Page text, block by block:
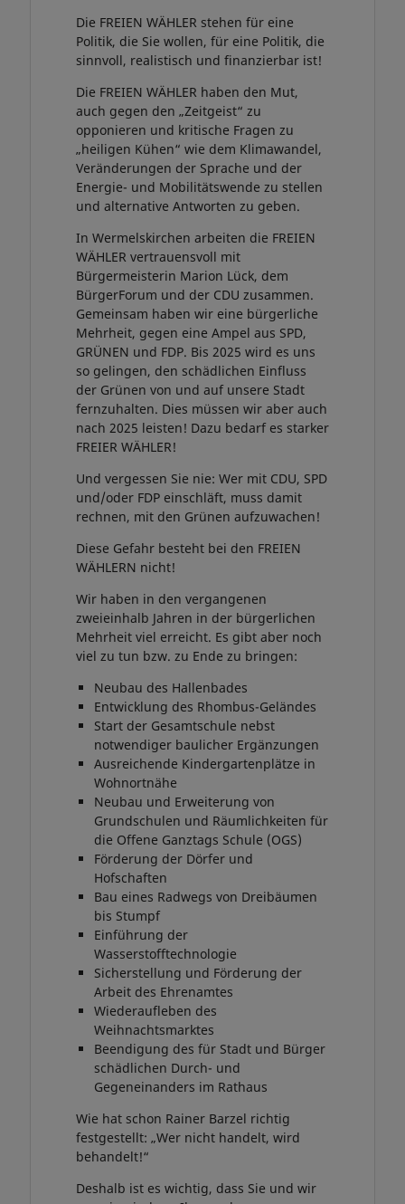
Die FREIEN WÄHLER stehen für eine
Politik, die Sie wollen, für eine Politik, die
sinnvoll, realistisch und finanzierbar ist!
Die FREIEN WÄHLER haben den Mut,
auch gegen den „Zeitgeist“ zu
opponieren und kritische Fragen zu
„heiligen Kühen“ wie dem Klimawandel,
Veränderungen der Sprache und der
Energie- und Mobilitätswende zu stellen
und alternative Antworten zu geben.
In Wermelskirchen arbeiten die FREIEN
WÄHLER vertrauensvoll mit
Bürgermeisterin Marion Lück, dem
BürgerForum und der CDU zusammen.
Gemeinsam haben wir eine bürgerliche
Mehrheit, gegen eine Ampel aus SPD,
GRÜNEN und FDP. Bis 2025 wird es uns
so gelingen, den schädlichen Einfluss
der Grünen von und auf unsere Stadt
fernzuhalten. Dies müssen wir aber auch
nach 2025 leisten! Dazu bedarf es starker
FREIER WÄHLER!
Und vergessen Sie nie: Wer mit CDU, SPD
und/oder FDP einschläft, muss damit
rechnen, mit den Grünen aufzuwachen!
Diese Gefahr besteht bei den FREIEN
WÄHLERN nicht!
Wir haben in den vergangenen
zweieinhalb Jahren in der bürgerlichen
Mehrheit viel erreicht. Es gibt aber noch
viel zu tun bzw. zu Ende zu bringen:
Neubau des Hallenbades
Entwicklung des Rhombus-Geländes
Start der Gesamtschule nebst
notwendiger baulicher Ergänzungen
Ausreichende Kindergartenplätze in
Wohnortnähe
Neubau und Erweiterung von
Grundschulen und Räumlichkeiten für
die Offene Ganztags Schule (OGS)
Förderung der Dörfer und
Hofschaften
Bau eines Radwegs von Dreibäumen
bis Stumpf
Einführung der
Wasserstofftechnologie
Sicherstellung und Förderung der
Arbeit des Ehrenamtes
Wiederaufleben des
Weihnachtsmarktes
Beendigung des für Stadt und Bürger
schädlichen Durch- und
Gegeneinanders im Rathaus
Wie hat schon Rainer Barzel richtig
festgestellt: „Wer nicht handelt, wird
behandelt!“
Deshalb ist es wichtig, dass Sie und wir